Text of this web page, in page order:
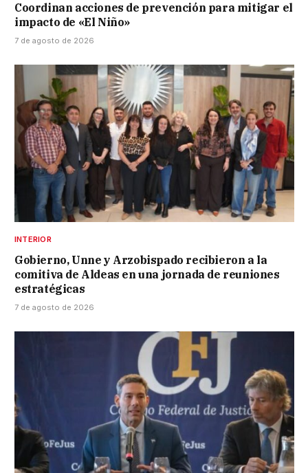
Coordinan acciones de prevención para mitigar el
impacto de «El Niño»
7 de agosto de 2026
INTERIOR
Gobierno, Unne y Arzobispado recibieron a la
comitiva de Aldeas en una jornada de reuniones
estratégicas
7 de agosto de 2026